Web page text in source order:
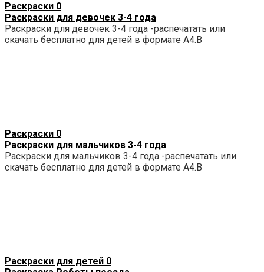
Раскраски 0
Раскраски для девочек 3-4 года
Раскраски для девочек 3-4 года -распечатать или
скачать бесплатно для детей в формате А4.В
Раскраски 0
Раскраски для мальчиков 3-4 года
Раскраски для мальчиков 3-4 года -распечатать или
скачать бесплатно для детей в формате А4.В
Раскраски для детей 0